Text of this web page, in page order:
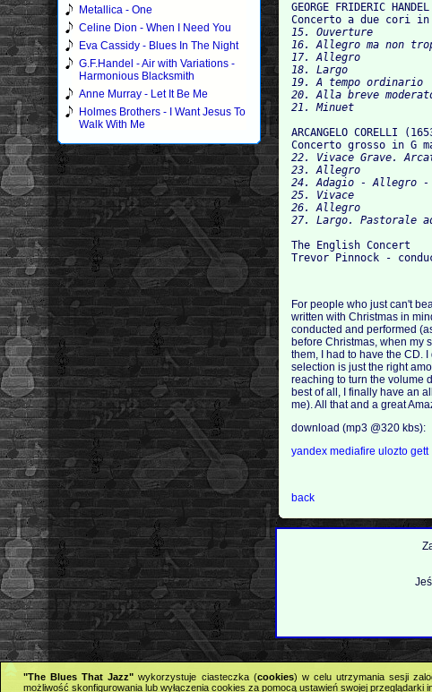
Metallica - One
Celine Dion - When I Need You
Eva Cassidy - Blues In The Night
G.F.Handel - Air with Variations -
Harmonious Blacksmith
Anne Murray - Let It Be Me
Holmes Brothers - I Want Jesus To
Walk With Me
GEORGE FRIDERIC
Concerto a due cori in
15. Ouverture
16. Allegro ma non
17. Allegro
18. Largo
19. A tempo ordinario
20. Alla breve
ARCANGELO CORELLI
Concerto grosso in G
22. Vivace Grave.
23. Allegro
24. Adagio - Allegro -
25. Vivace
26. Allegro
The English Concert
For people who just can't
written with Christmas in
conducted and performed
before Christmas, when my
them, I had to have the CD.
selection is just the right
reaching to turn the volume
best of all, I finally have an
me). All that and a great
download (mp3 @320 kbs):
yandexmediafire uloztogett
back
"The Blues That Jazz" wykorzystuje ciasteczka (cookies) w celu utrzymania sesji
możliwość skonfigurowania lub wyłączenia cookies za pomocą ustawień swojej